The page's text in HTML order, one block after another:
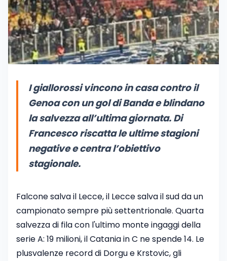
I giallorossi vincono in casa contro il
Genoa con un gol di Banda e blindano
la salvezza all’ultima giornata. Di
Francesco riscatta le ultime stagioni
negative e centra l’obiettivo
stagionale.
Falcone salva il Lecce, il Lecce salva il sud da un
campionato sempre più settentrionale. Quarta
salvezza di fila con l'ultimo monte ingaggi della
serie A: 19 milioni, il Catania in C ne spende 14. Le
plusvalenze record di Dorgu e Krstovic, gli